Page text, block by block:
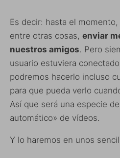
Es decir: hasta el
entre otras cosas, enviar
nuestros amigos. Pero
usuario estuviera
podremos hacerlo incluso
para que pueda verlo
Así que será una especie
automático» de vídeos.
Y lo haremos en unos